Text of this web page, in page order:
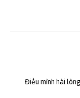
Điều mình hài